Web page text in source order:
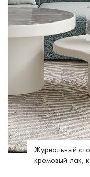
Журнальный
кремовый лак,